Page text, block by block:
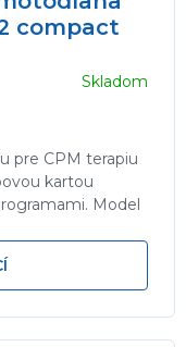
compact
Skladom
pre CPM terapiu
kartou
Model